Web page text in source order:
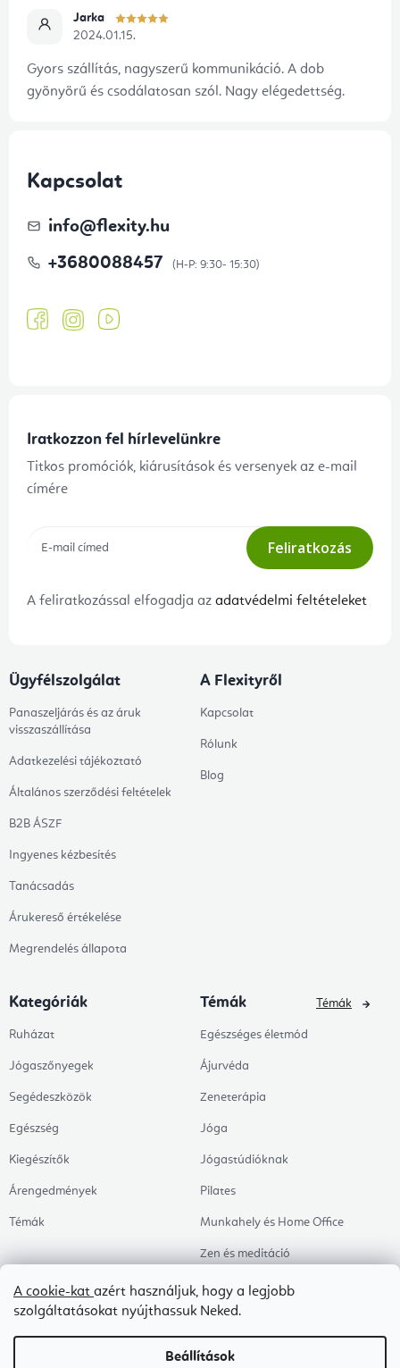
A cookie-kat azért használjuk, hogy a legjobb
szolgáltatásokat nyújthassuk Neked.
Beállítások
Jarka
2024.01.15.
Gyors szállítás, nagyszerű kommunikáció. A dob
gyönyörű és csodálatosan szól. Nagy elégedettség.
Kapcsolat
info@flexity.hu
+3680088457
Iratkozzon fel hírlevelünkre
Titkos promóciók, kiárusítások és versenyek az e-mail
címére
Feliratkozás
A feliratkozással elfogadja az adatvédelmi feltételeket
Ügyfélszolgálat
Panaszeljárás és az áruk
visszaszállítása
Adatkezelési tájékoztató
Általános szerződési feltételek
B2B ÁSZF
Ingyenes kézbesítés
Tanácsadás
Árukereső értékelése
Megrendelés állapota
A Flexityről
Kapcsolat
Rólunk
Blog
Kategóriák
Ruházat
Jógaszőnyegek
Segédeszközök
Egészség
Kiegészítők
Árengedmények
Témák
Témák
Egészséges életmód
Ájurvéda
Zeneterápia
Jóga
Jógastúdióknak
Pilates
Munkahely és Home Office
Zen és meditáció
Aromaterápia
Egészséges alvás
Kedvenceink
Témák